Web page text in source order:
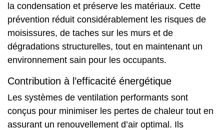
la condensation et préserve les matériaux. Cette
prévention réduit considérablement les risques de
moisissures, de taches sur les murs et de
dégradations structurelles, tout en maintenant un
environnement sain pour les occupants.
Contribution à l’efficacité énergétique
Les systèmes de ventilation performants sont
conçus pour minimiser les pertes de chaleur tout en
assurant un renouvellement d’air optimal. Ils